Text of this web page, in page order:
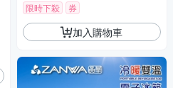
限時下殺
券
加入購物車